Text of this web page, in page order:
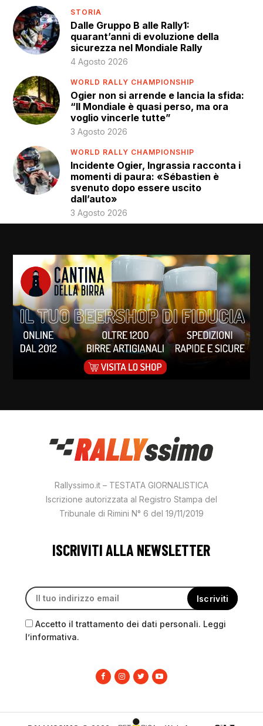
STORIA
Dalle Gruppo B alle Rally1:
quarant’anni di evoluzione della
sicurezza nel Mondiale Rally
4 Agosto 2026
WORLD RALLY CHAMPIONSHIP
Ogier non si arrende e lancia la sfida:
“Il Mondiale è quasi perso, ma ora
voglio vincerle tutte”
3 Agosto 2026
WORLD RALLY CHAMPIONSHIP
Incidente Ogier, Ingrassia racconta i
momenti di paura: «Sébastien è
svenuto dopo essere uscito
dall’auto»
3 Agosto 2026
Rallyssimo.it – TESTATA GIORNALISTICA
Iscrizione autorizzata al Registro Stampa del
Tribunale di Rimini N° 6 del 19/11/2019
ISCRIVITI ALLA NEWSLETTER
Accetto il trattamento dei dati personali. Leggi
l’informativa.